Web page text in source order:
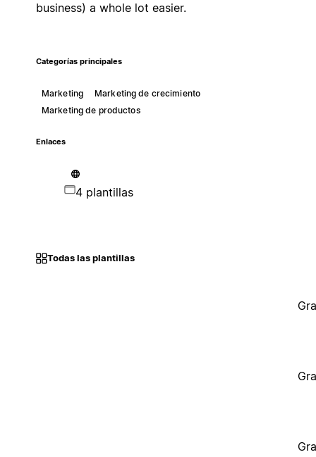
business) a whole lot easier.
Categorías principales
Marketing
Marketing de crecimiento
Marketing de productos
Enlaces
4 plantillas
Todas las plantillas